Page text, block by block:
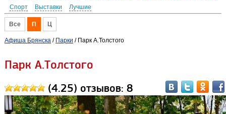
Спорт
Выставки Лучшие
Все П Ц
Афиша Брянска/ Парки / Парк А.Толстого
Парк А.Толстого
(4.25) отзывов: 8